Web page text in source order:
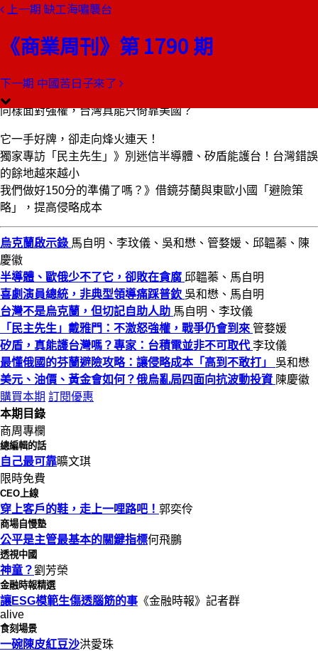
上一期 缺工海嘯襲台
《商業周刊》第 1790 期
下一期 中國苦日子來了
本期目錄
烏克蘭啟示錄
同樣面對強權，台灣真能只倚靠美國？
它一手好牌，卻走向烽火連天！
獨家專訪「民主先生」》別迷信半導體、矽盾能護台！台灣錯誤
的餘地越來越小
我們做好150分的準備了嗎？》借鏡芬蘭與東歐小國「避險策
略」，提高侵略成本
烏克蘭啟示錄 馬自明、李玟儀、吳和懋、管婺媛、邱韞蓁、陳
慶徽
半導體、歐俄少不了它，卻敗在貪腐 邱韞蓁、馬自明
喜劇演員總統，非典型領導痛踩普欽 吳和懋、馬自明
台灣不是烏克蘭，但切記自助人助 馬自明、李玟儀
「民主先生」戴雅門：不激怒強權，戰爭仍會到來 管婺媛
矽盾，真能護台灣嗎？專家：台積電並非不可取代李玟儀
最懂俄國的芬蘭避險攻略：讓侵略成本「高到不敢打」 吳和懋
美元、油價、黃金會如何？俄烏亂局四面向抗波動投資 陳慶徽
購買本期 訂閱優惠
本期目錄
商周專欄
總編輯的話
自己最可靠曠文琪
限時免費
CEO上線
穿上客戶的鞋，走上一哩路吧！ 郭奕伶
商場自慢塾
公平是主管最基本的關鍵指標何飛鵬
透視中國
神童？劉芳榮
金融時報精選
讓ESG模範生傷透腦筋的事 《金融時報》記者群
alive
食刻場景
一碗陳皮紅豆沙洪愛珠